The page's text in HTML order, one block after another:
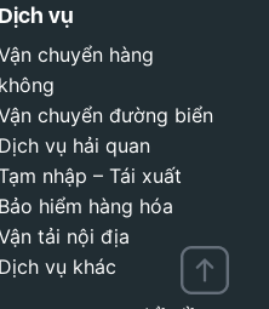
Dịch vụ
chuyển hàng
không
chuyển đường biển
Dịch vụ hải quan
nhập – Tái xuất
Bảo hiểm hàng hóa
tải nội địa
Dịch vụ khác